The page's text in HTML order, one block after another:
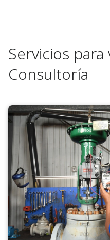
Servicios para
Consultoría